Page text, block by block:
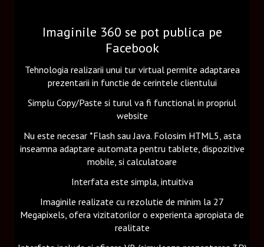
Imaginile 360 se pot publica pe
Facebook
Tehnologia realizarii unui tur virtual permite adaptarea
prezentarii in functie de cerintele clientului
Simplu Copy/Paste si turul va fi functional in propriul
website
Nu este necesar *Flash sau Java. Folosim HTML5, asta
inseamna adaptare automata pentru tablete, dispozitive
mobile, si calculatoare
Interfata este simpla, intuitiva
Imaginile realizate cu rezolutie de minim la 27
Megapixels, ofera vizitatorilor o experienta apropiata de
realitate